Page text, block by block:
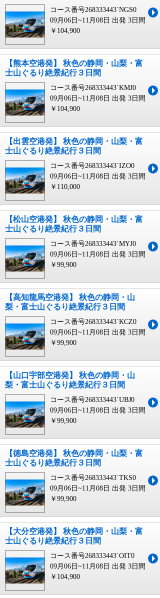
コース番号268333443`NGS0
09月06日~11月08日 出発 3日間
￥104,900
【熊本空港発】 秋色の静岡・山梨・富
士山ぐるり絶景紀行３日間
コース番号268333443`KMJ0
09月06日~11月08日 出発 3日間
￥104,900
【出雲空港発】 秋色の静岡・山梨・富
士山ぐるり絶景紀行３日間
コース番号268333443`IZO0
09月06日~11月08日 出発 3日間
￥110,000
【松山空港発】 秋色の静岡・山梨・富
士山ぐるり絶景紀行３日間
コース番号268333443`MYJ0
09月06日~11月08日 出発 3日間
￥99,900
【高知龍馬空港発】 秋色の静岡・山
梨・富士山ぐるり絶景紀行３日間
コース番号268333443`KCZ0
09月06日~11月08日 出発 3日間
￥99,900
【山口宇部空港発】 秋色の静岡・山
梨・富士山ぐるり絶景紀行３日間
コース番号268333443`UBJ0
09月06日~11月08日 出発 3日間
￥99,900
【徳島空港発】 秋色の静岡・山梨・富
士山ぐるり絶景紀行３日間
コース番号268333443`TKS0
09月06日~11月08日 出発 3日間
￥99,900
【大分空港発】 秋色の静岡・山梨・富
士山ぐるり絶景紀行３日間
コース番号268333443`OIT0
09月06日~11月08日 出発 3日間
￥104,900